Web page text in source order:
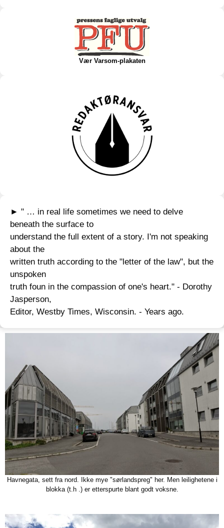
Vær Varsom-plakaten
► " … in real life sometimes we need to delve
beneath the surface to
understand the full extent of a story. I'm not speaking
about the
written truth according to the "letter of the law", but the
unspoken
truth foun in the compassion of one's heart." - Dorothy
Jasperson,
Editor, Westby Times, Wisconsin. - Years ago.
Havnegata, sett fra nord. Ikke mye "sørlandspreg" her. Men leilighetene i
blokka (t.h .) er etterspurte blant godt voksne.